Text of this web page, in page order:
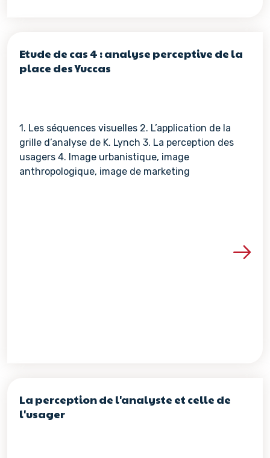
Etude de cas 4 : analyse perceptive de la
place des Yuccas
1. Les séquences visuelles 2. L’application de la
grille d’analyse de K. Lynch 3. La perception des
usagers 4. Image urbanistique, image
anthropologique, image de marketing
Voir les détails de la
La perception de l'analyste et celle de
l'usager